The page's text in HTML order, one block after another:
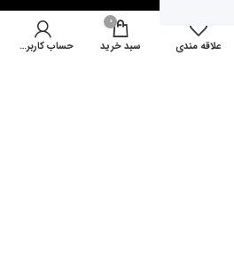
علاقه مندی
0
سبد خرید حساب کاربری من